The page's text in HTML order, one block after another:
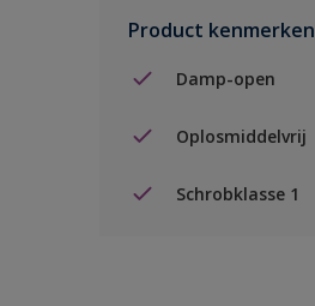
Product kenmerken
Damp-open
Oplosmiddelvrij
Schrobklasse 1